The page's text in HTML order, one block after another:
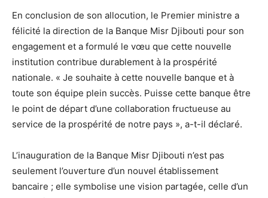
En conclusion de son allocution, le Premier ministre a
félicité la direction de la Banque Misr Djibouti pour son
engagement et a formulé le vœu que cette nouvelle
institution contribue durablement à la prospérité
nationale. « Je souhaite à cette nouvelle banque et à
toute son équipe plein succès. Puisse cette banque être
le point de départ d’une collaboration fructueuse au
service de la prospérité de notre pays », a-t-il déclaré.
L’inauguration de la Banque Misr Djibouti n’est pas
seulement l’ouverture d’un nouvel établissement
bancaire ; elle symbolise une vision partagée, celle d’un